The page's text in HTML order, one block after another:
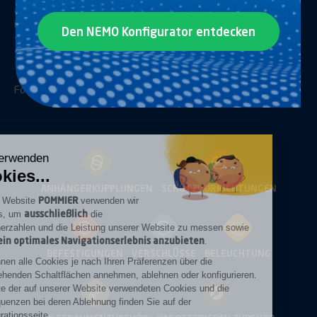
Wir verwenden
Cookies...
Auf der WebsitePOMMIERverwenden wir
Cookies, um ausschließlich
Besucherzahlen und die Leistung unserer Website zu messen sowie
Ihnen ein optimales Navigationserlebnis anzubieten
Sie können alle Cookies je nach Ihren Präferenzen über die
nachstehenden Schaltflächen annehmen, ablehnen oder konfigurieren.
Die Liste der auf unserer Website verwendeten Cookies und die
Konsequenzen bei deren Ablehnung finden Sie auf der
Anforderungen voraussehen und sie bei der Weiterentwicklung
ihrer Branche begleiten, teilen wir ihre Ziele und legen, ebenso
wie sie, größten Wert auf Bestleistungen in Sachen Komfort,
Sicherheit und Nutzen.
Folgen Sie uns auf Linkedin Youtube
SCHUTZVORRICHTUNGEN
Den NEMO Konfigurator entdecken